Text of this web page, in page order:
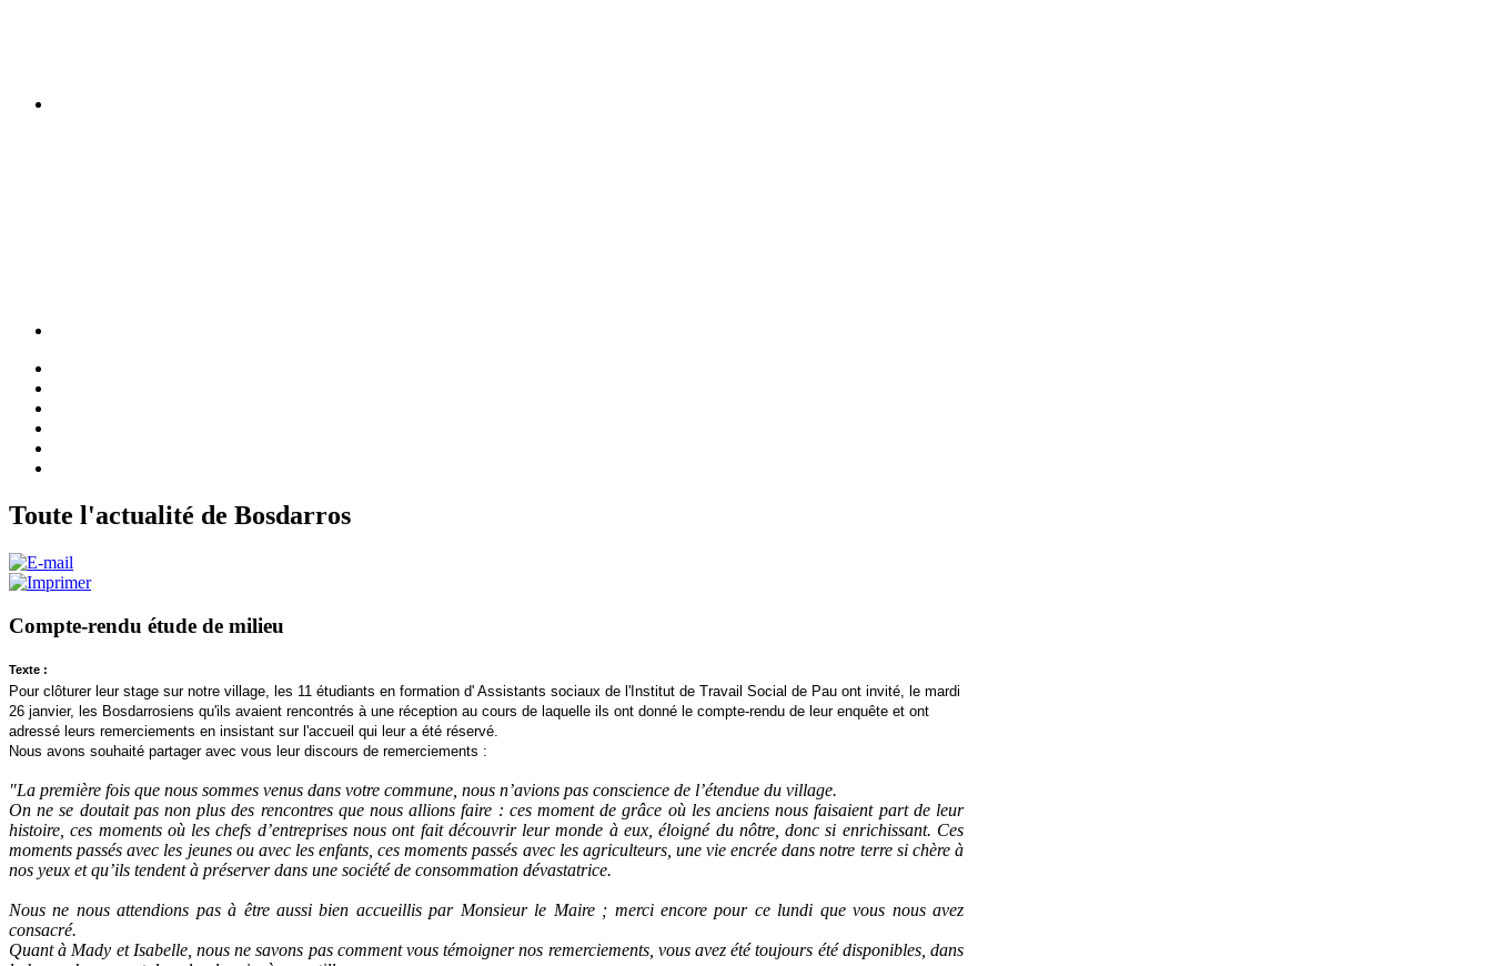
Toute l'actualité de Bosdarros
Compte-rendu étude de milieu
Texte :
Pour clôturer leur stage sur notre village, les 11 étudiants en formation d' Assistants sociaux de l'Institut de Travail Social de Pau ont invité, le mardi
26 janvier, les Bosdarrosiens qu'ils avaient rencontrés à une réception au cours de laquelle ils ont donné le compte-rendu de leur enquête et ont
adressé leurs remerciements en insistant sur l'accueil qui leur a été réservé.
Nous avons souhaité partager avec vous leur discours de remerciements :
"La première fois que nous sommes venus dans votre commune, nous n’avions pas conscience de l’étendue du village.
On ne se doutait pas non plus des rencontres que nous allions faire : ces moment de grâce où les anciens nous faisaient part de leur
histoire, ces moments où les chefs d’entreprises nous ont fait découvrir leur monde à eux, éloigné du nôtre, donc si enrichissant. Ces
moments passés avec les jeunes ou avec les enfants, ces moments passés avec les agriculteurs, une vie encrée dans notre terre si chère à
nos yeux et qu’ils tendent à préserver dans une société de consommation dévastatrice.
Nous ne nous attendions pas à être aussi bien accueillis par Monsieur le Maire ; merci encore pour ce lundi que vous nous avez
consacré.
Quant à Mady et Isabelle, nous ne savons pas comment vous témoigner nos remerciements, vous avez été toujours été disponibles, dans